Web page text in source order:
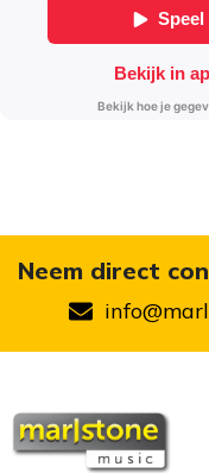
Neem direct